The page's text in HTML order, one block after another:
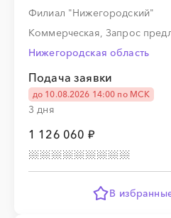
Филиал "Нижегородский"
Коммерческая, Запрос
Нижегородская область
Подача заявки
до 10.08.2026 14:00 по МСК
3 дня
1 126 060 ₽
В